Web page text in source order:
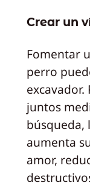
Crear un
Fomentar
perro
juntos
búsqueda,
aumenta
amor,